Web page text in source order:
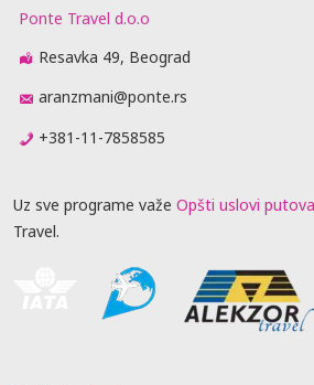
Ponte Travel d.o.o
Resavka 49, Beograd
aranzmani@ponte.rs
+381-11-7858585
Uz sve programe važe Opšti uslovi
Travel.